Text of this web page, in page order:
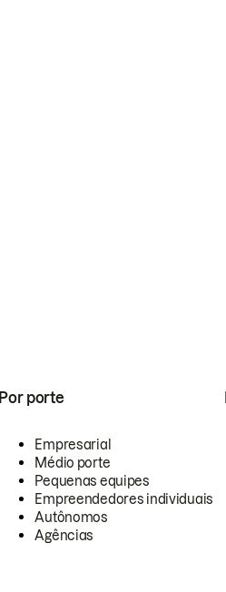
Por porte
Empresarial
Médio porte
Pequenas equipes
Empreendedores individuais
Autônomos
Agências